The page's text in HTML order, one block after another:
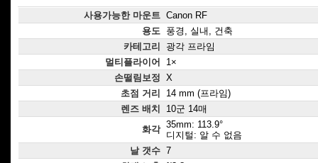
사용가능한 마운트 Canon RF
용도 풍경, 실내, 건축
카테고리
광각 프라임
멀티플라이어
1×
손떨림보정 X
초점 거리
14 mm (프라임)
렌즈 배치
10군 14매
화각 35mm: 113.9°
디지털: 알 수 없음
날 갯수 7